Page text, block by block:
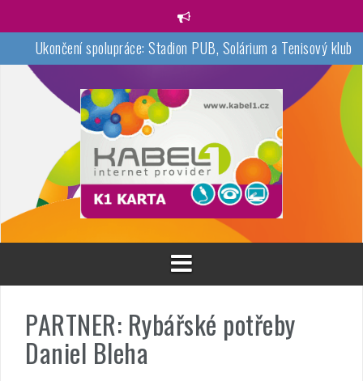
obsahu
webu
Ukončení spolupráce: Stadion PUB, Solárium a Tenisový klub
Ukončení spolupráce M.B.M. Drozd
Ukončení spolupráce s partnerem Thun 1794 a.s
Nový partner: Don Kebab
PARTNER: Rybářské potřeby
Daniel Bleha